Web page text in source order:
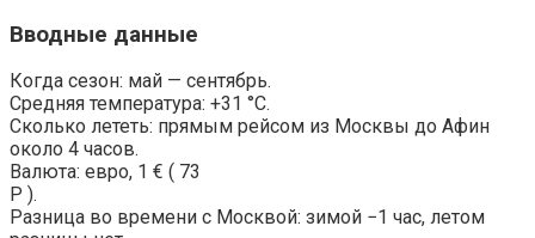
Вводные данные
Когда сезон: май — сентябрь.
Средняя температура: +31 °C.
Сколько лететь: прямым рейсом из Москвы до Афин
около 4 часов.
Валюта: евро, 1 € ( 73
Р ).
Разница во времени с Москвой: зимой −1 час, летом